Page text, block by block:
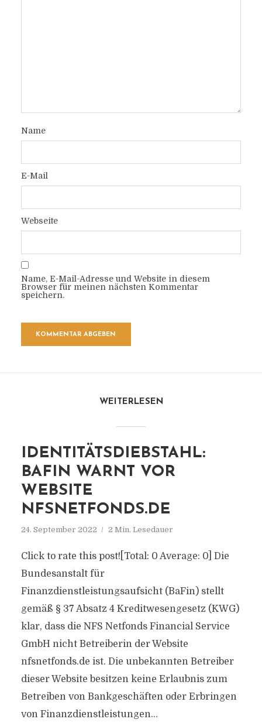
Name
E-Mail
Webseite
Name, E-Mail-Adresse und Website in diesem
Browser für meinen nächsten Kommentar
speichern.
WEITERLESEN
IDENTITÄTSDIEBSTAHL:
BAFIN WARNT VOR
WEBSITE
NFSNETFONDS.DE
24. September 2022 2 Min. Lesedauer
Click to rate this post![Total: 0 Average: 0] Die
Bundesanstalt für
Finanzdienstleistungsaufsicht (BaFin) stellt
gemäß § 37 Absatz 4 Kreditwesengesetz (KWG)
klar, dass die NFS Netfonds Financial Service
GmbH nicht Betreiberin der Website
nfsnetfonds.de ist. Die unbekannten Betreiber
dieser Website besitzen keine Erlaubnis zum
Betreiben von Bankgeschäften oder Erbringen
von Finanzdienstleistungen...